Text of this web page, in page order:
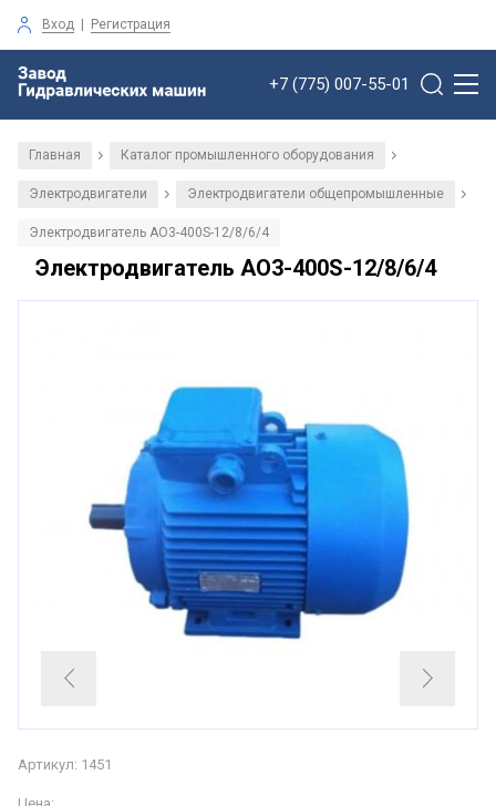
Вход | Регистрация
+7 (775) 007-55-01
Главная / Каталог промышленного оборудования /
Электродвигатели / Электродвигатели общепромышленные /
Электродвигатель АО3-400S-12/8/6/4
Электродвигатель АО3-400S-12/8/6/4
Артикул: 1451